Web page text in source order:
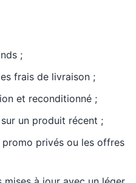
;
frais de livraison ;
et reconditionné ;
un produit récent ;
privés ou les offres